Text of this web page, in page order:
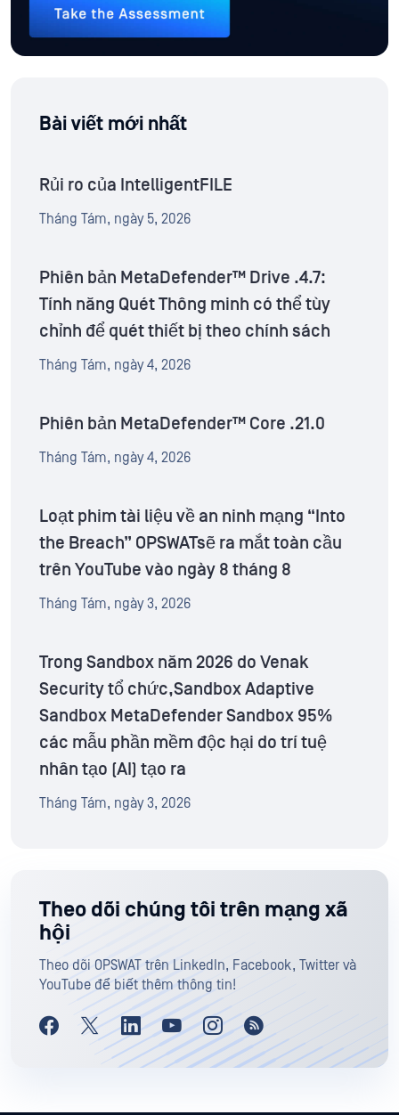
Bài viết mới nhất
Rủi ro của IntelligentFILE
Tháng Tám, ngày 5, 2026
Phiên bản MetaDefender™ Drive .4.7:
Tính năng Quét Thông minh có thể tùy
chỉnh để quét thiết bị theo chính sách
Tháng Tám, ngày 4, 2026
Phiên bản MetaDefender™ Core .21.0
Tháng Tám, ngày 4, 2026
Loạt phim tài liệu về an ninh mạng “Into
the Breach” OPSWATsẽ ra mắt toàn cầu
trên YouTube vào ngày 8 tháng 8
Tháng Tám, ngày 3, 2026
Trong Sandbox năm 2026 do Venak
Security tổ chức,Sandbox Adaptive
Sandbox MetaDefender Sandbox 95%
các mẫu phần mềm độc hại do trí tuệ
nhân tạo (AI) tạo ra
Tháng Tám, ngày 3, 2026
Theo dõi chúng tôi trên mạng xã
hội
Theo dõi OPSWAT trên LinkedIn, Facebook, Twitter và
YouTube để biết thêm thông tin!